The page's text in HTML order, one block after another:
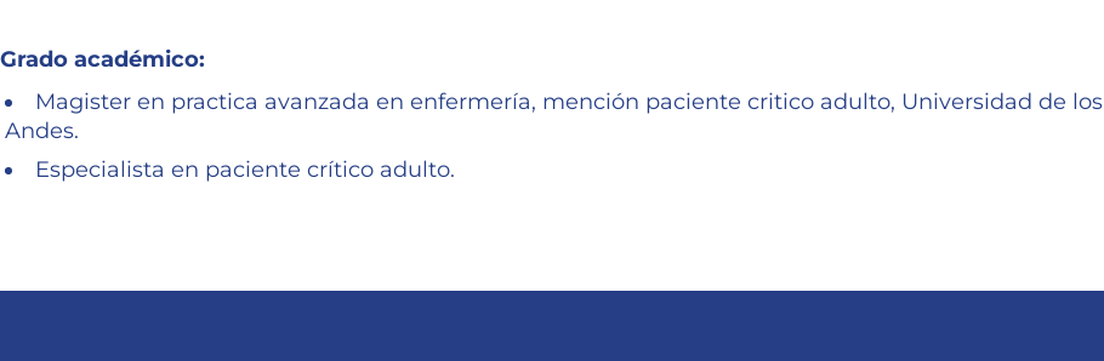
Grado académico:
Magister en practica avanzada en enfermería, mención paciente critico adulto, Universidad de los
Andes.
Especialista en paciente crítico adulto.